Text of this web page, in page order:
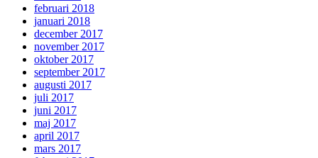
februari 2018
januari 2018
december 2017
november 2017
oktober 2017
september 2017
augusti 2017
juli 2017
juni 2017
maj 2017
april 2017
mars 2017